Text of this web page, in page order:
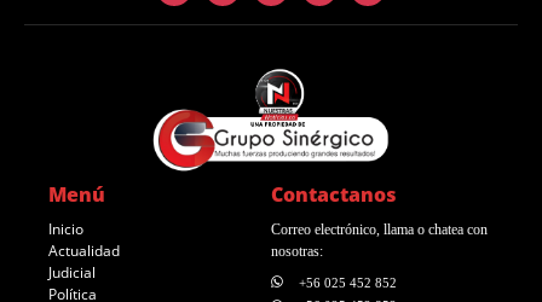
Menú
Inicio
Actualidad
Judicial
Política
Contactanos
Correo electrónico, llama o chatea con
nosotras:
+56 025 452 852